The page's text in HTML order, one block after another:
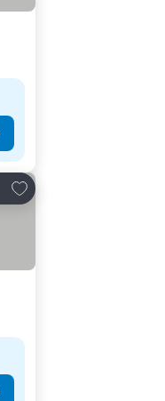
Lägg till i Mina Favoriter